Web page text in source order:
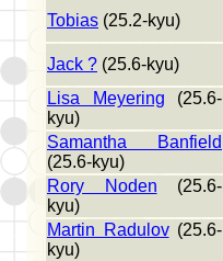
Tobias (25.2-kyu)
Jack ? (25.6-kyu)
Lisa Meyering (25.6-
kyu)
Samantha Banfield
(25.6-kyu)
Rory Noden (25.6-
kyu)
Martin Radulov(25.6-
kyu)